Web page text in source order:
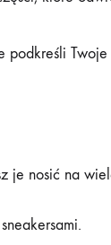
Twoje
je nosić na